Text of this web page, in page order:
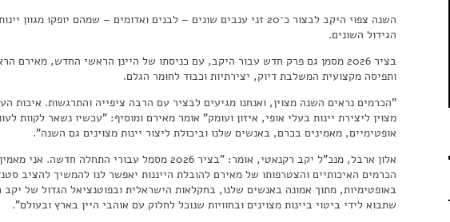
השנה צפוי היקב לבצור כ־20 זני ענבים שונים – לבנים ואדומים – שמהם
הגידול השונים.
בציר 2026 מסמן גם פרק חדש עבור היקב, עם כניסתו של היינן הראשי החדש, מאירם
ותפיסה מקצועית המשלבת דיוק, יצירתיות וכבוד לחומר הגלם.
"הכרמים נראים השנה מצוין, ואנחנו מגיעים לבציר עם הרבה ציפייה והתרגשות. איכות
מצוין ליצירת יינות בעלי אופי, איזון ועומק" אומר מאירם ומוסיף: "עכשיו נשאר לקוות
אופטימיים, מאמינים בכרם, באנשים שלנו וביכולת ליצור יינות מצוינים גם השנה".
אלון ארבל, מנכ"ל יקב רקנאטי, אומר: "בציר 2026 מסמל
הכרמים האיכותיים והצטרפותו של מאירם להובלת הייננות יאפשר לנו להמשיך להציב
באופטימיות, מתוך אמונה באנשים שלנו, בחקלאות הישראלית ובפוטנציאל הגדול של יקב
שתבוא לידי ביטוי ביינות מצוינים ובחוויות שנוכל לחלוק עם אוהבי היין בארץ ובעולם".